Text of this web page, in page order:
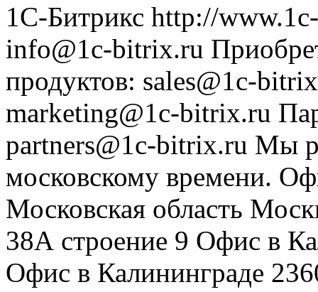
1С-Битрикс http://
info@1c-bitrix.ru
продуктов: sales@1c-
marketing@1c-bitrix.ru
partners@1c-bitrix.ru Мы
московскому времени.
Московская область
38А строение 9 Офис в
Офис в Калининграде